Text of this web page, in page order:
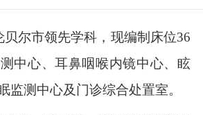
尔市领先学科，现编制床位36
中心、耳鼻咽喉内镜中心、眩
监测中心及门诊综合处置室。